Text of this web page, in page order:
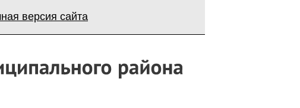
версия сайта